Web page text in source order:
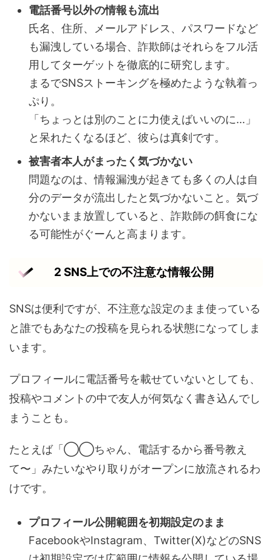
電話番号以外の情報も流出
氏名、住所、メールアドレス、パスワードなど
も漏洩している場合、詐欺師はそれらをフル活
用してターゲットを徹底的に研究します。
まるでSNSストーキングを極めたような執着っ
ぷり。
「ちょっとは別のことに力使えばいいのに…」
と呆れたくなるほど、彼らは真剣です。
被害者本人がまったく気づかない
問題なのは、情報漏洩が起きても多くの人は自
分のデータが流出したと気づかないこと。気づ
かないまま放置していると、詐欺師の餌食にな
る可能性がぐーんと高まります。
2 SNS上での不注意な情報公開
SNSは便利ですが、不注意な設定のまま使っている
と誰でもあなたの投稿を見られる状態になってしま
います。
プロフィールに電話番号を載せていないとしても、
投稿やコメントの中で友人が何気なく書き込んでし
まうことも。
たとえば「◯◯ちゃん、電話するから番号教え
て〜」みたいなやり取りがオープンに放流されるわ
けです。
プロフィール公開範囲を初期設定のまま
FacebookやInstagram、Twitter(X)などのSNS